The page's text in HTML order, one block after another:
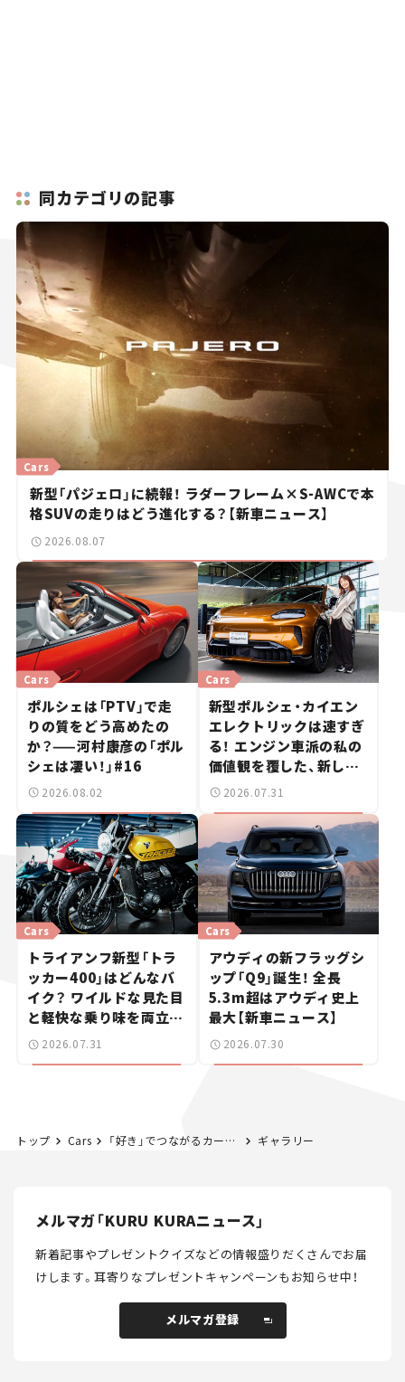
同カテゴリの記事
新型「パジェロ」に続報！ ラダーフレーム×S-AWCで本
格SUVの走りはどう進化する？【新車ニュース】
Cars
2026.08.07
ポルシェは「PTV」で走
りの質をどう高めたの
か？——河村康彦の「ポル
シェは凄い！」#16
Cars
2026.08.02
新型ポルシェ・カイエン
エレクトリックは速すぎ
る！ エンジン車派の私の
価値観を覆した、新しい
ポルシェの走り。
Cars
2026.07.31
トライアンフ新型「トラ
ッカー400」はどんなバ
イク？ ワイルドな見た目
と軽快な乗り味を両立し
た400ccフラットトラッ
Cars
2026.07.31
アウディの新フラッグシ
ップ「Q9」誕生！ 全長
5.3m超はアウディ史上
最大【新車ニュース】
Cars
2026.07.30
トップ Cars 「好き」でつながるカーミーティング。「第3回 YOKOHAMA Car Session」レポート。クルマは“自己表現”へ ギャラリー
メルマガ「KURU KURAニュース」
新着記事やプレゼントクイズなどの情報盛りだくさんでお届
けします。耳寄りなプレゼントキャンペーンもお知らせ中！
メルマガ登録